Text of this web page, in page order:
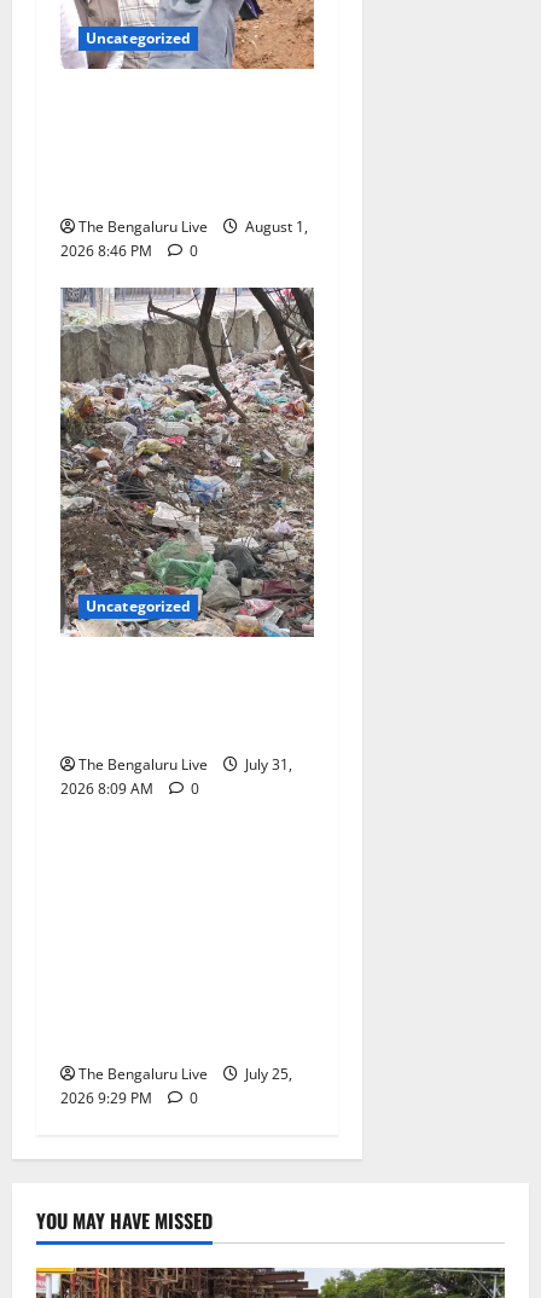
Uncategorized
The Bengaluru Live
August 1,
2026 8:46 PM
0
Uncategorized
The Bengaluru Live
July 31,
2026 8:09 AM
0
Uncategorized
The Bengaluru Live
July 25,
2026 9:29 PM
0
YOU MAY HAVE MISSED